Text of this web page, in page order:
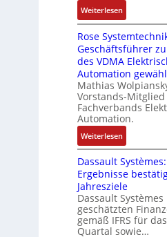
e
n
e
n
-
u
n
d
A
n
l
a
g
e
n
b
a
u
:
u
l
i
t
u
r
n
-
K
i
t
E
n
c
o
d
e
e
r
t
e
L
a
s
e
r
r
i
a
n
g
u
l
Weiterlesen:
D
a
s
I
T
-
R
ü
c
k
r
a
t
d
e
r
Rose
Geschäftsführer
des VDMA
Automation
Mathias
Vorstands-Mitglied
Fachverbands
Automation.
Weiterlesen:
R
o
s
e
S
y
s
Dassault
Ergebnisse
Jahresziele
Dassault
geschätzten
gemäß IFRS für
Quartal sowie…